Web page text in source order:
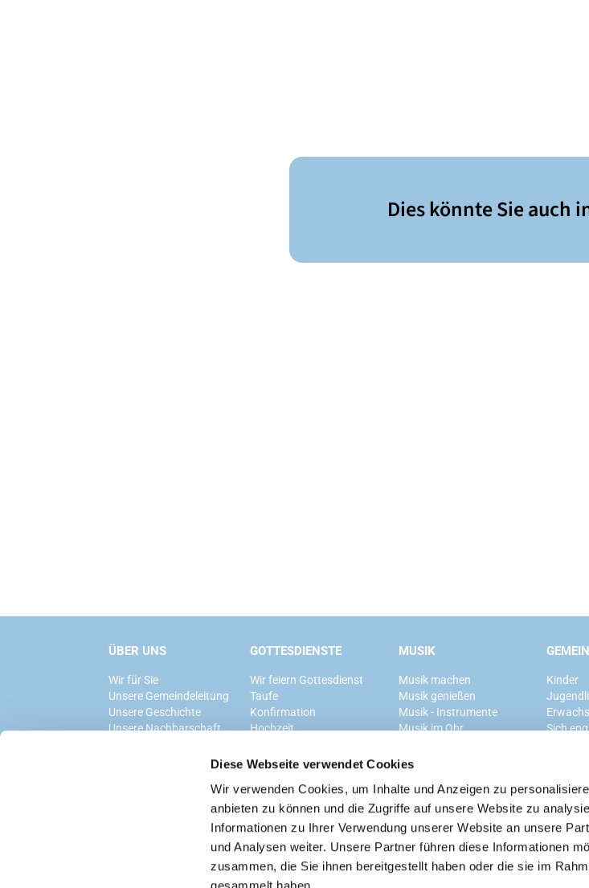
Diese Webseite verwendet Cookies
Wir verwenden Cookies, um Inhalte und Anzeigen zu
anbieten zu können und die Zugriffe auf unsere Website zu
Informationen zu Ihrer Verwendung unserer Website an unsere
und Analysen weiter. Unsere Partner führen diese Informationen
zusammen, die Sie ihnen bereitgestellt haben oder die sie im
Dies könnte Sie auch
ÜBER UNS
Wir für Sie
Unsere Gemeindeleitung
Unsere Geschichte
Unsere Nachbarschaft
GOTTESDIENSTE
Wir feiern Gottesdienst
Taufe
Konfirmation
Hochzeit
MUSIK
Musik machen
Musik genießen
Musik - Instrumente
Musik im Ohr
Kinder
Sich
Ev. Kirchengemeinde